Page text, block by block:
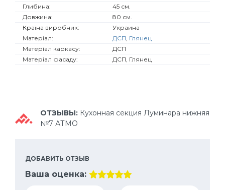
Глибина:
45 см.
Довжина:
80 см.
Країна виробник:
Украина
Матеріал:
ДСП, Глянец
Матеріал каркасу:
ДСП
Матеріал фасаду:
ДСП, Глянец
ОТЗЫВЫ: Кухонная секция Луминара нижняя
№7 АТМО
ДОБАВИТЬ ОТЗЫВ
Ваша оценка: